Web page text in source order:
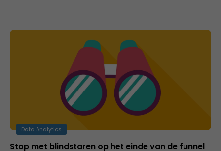
Data Analytics
Stop met blindstaren op het einde van de funnel